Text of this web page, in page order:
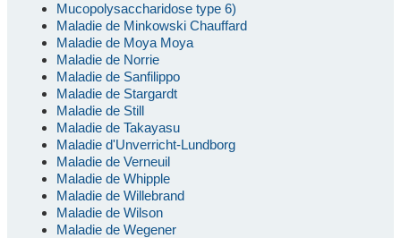
Mucopolysaccharidose type 6)
Maladie de Minkowski Chauffard
Maladie de Moya Moya
Maladie de Norrie
Maladie de Sanfilippo
Maladie de Stargardt
Maladie de Still
Maladie de Takayasu
Maladie d'Unverricht-Lundborg
Maladie de Verneuil
Maladie de Whipple
Maladie de Willebrand
Maladie de Wilson
Maladie de Wegener